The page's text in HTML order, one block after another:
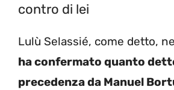
contro di lei
Lulù Selassié, come detto,
ha confermato quanto
precedenza da Manuel